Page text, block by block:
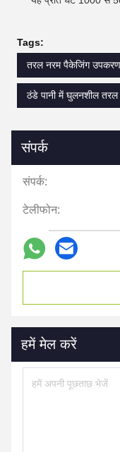
Tags:
तरल नरम पैकेजिंग उपकरण
ठंडे पानी में घुलनशील तरल
संपर्क
संपर्क:
टेलीफोन:
हमें मेल करें